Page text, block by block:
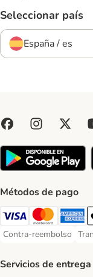
Seleccionar país
España / es
Métodos de pago
Visa Payment Method
Mastercard
Contra-reembolso
Contra-reembolso
Servicios de entrega